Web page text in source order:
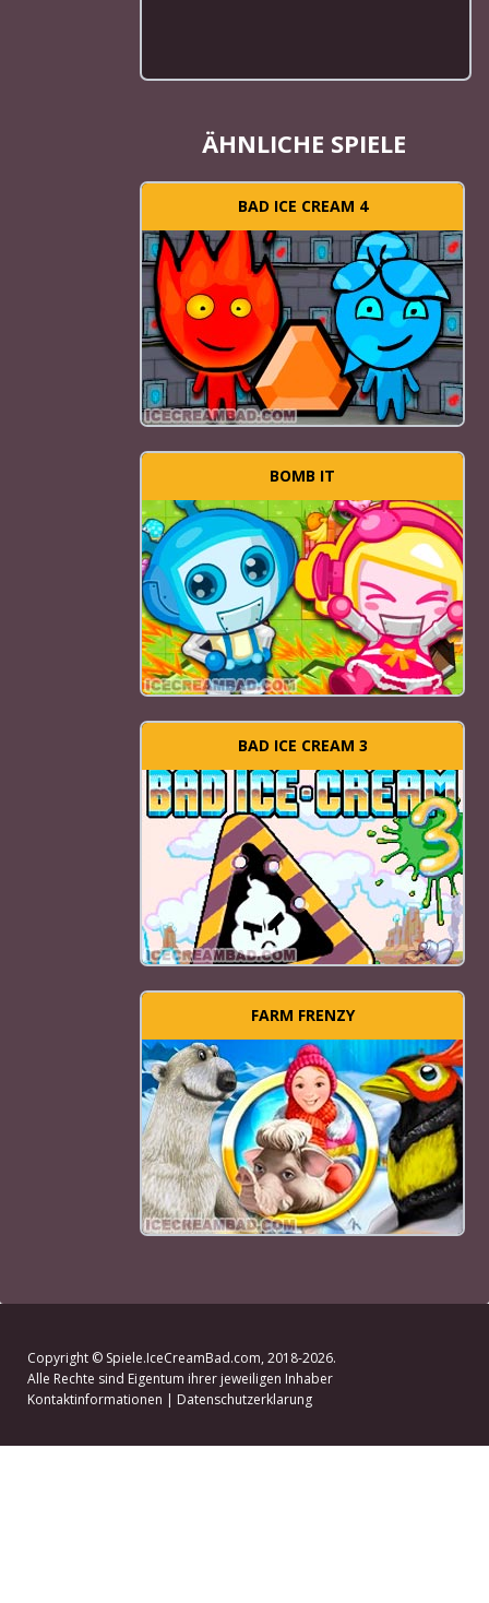
ÄHNLICHE SPIELE
BAD ICE CREAM 4
BOMB IT
BAD ICE CREAM 3
FARM FRENZY
Copyright © Spiele.IceCreamBad.com, 2018-2026.
Alle Rechte sind Eigentum ihrer jeweiligen Inhaber
Kontaktinformationen | Datenschutzerklarung